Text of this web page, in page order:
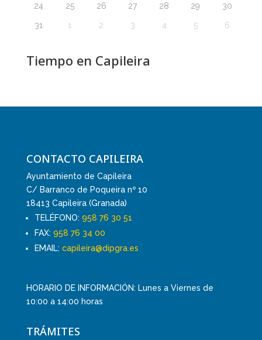
24 25 26 27 28 29 30
31 1 2 3 4 5 6
Tiempo en Capileira
CONTACTO CAPILEIRA
Ayuntamiento de Capileira
C/ Barranco de Poqueira nº 10
18413 Capileira (Granada)
TELÉFONO: 958 76 30 51
FAX: 958 76 34 00
EMAIL: capileira@dipgra.es
HORARIO DE INFORMACIÓN: Lunes a Viernes de
10:00 a 14:00 horas
TRÁMITES